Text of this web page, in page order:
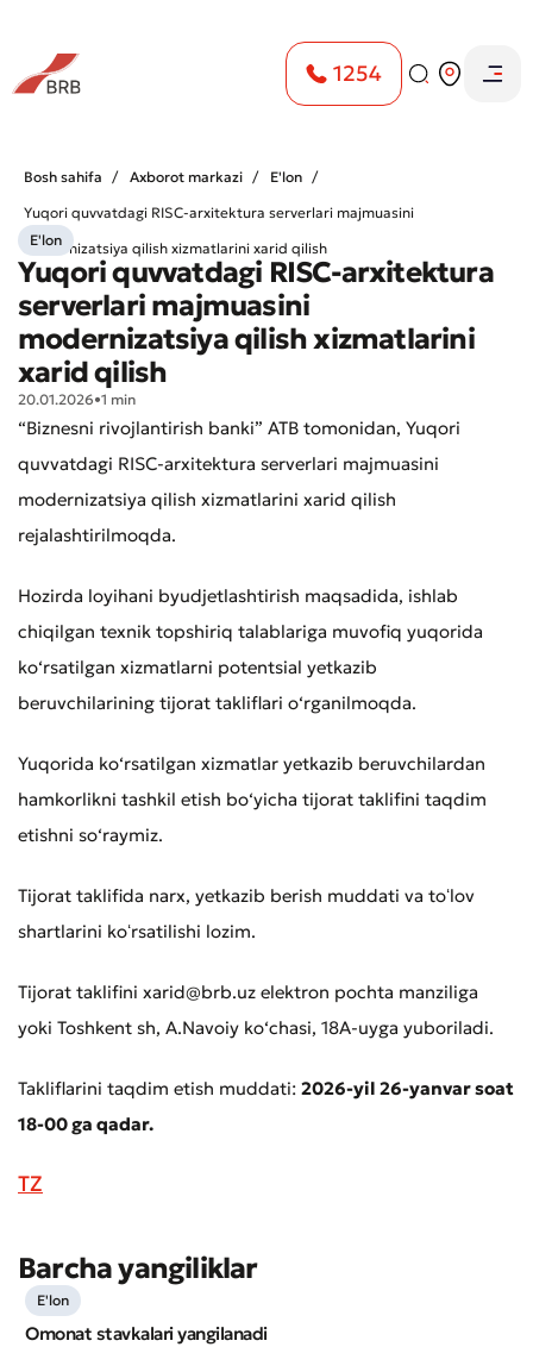
1254
Murojaat qoldirish
Bosh sahifa Axborot markazi
E'lon
Yuqori quvvatdagi RISC-arxitektura serverlari majmuasini
modernizatsiya qilish xizmatlarini xarid qilish
E'lon
Yuqori quvvatdagi RISC-arxitektura
serverlari majmuasini
modernizatsiya qilish xizmatlarini
xarid qilish
20.01.2026•1 min
“Biznesni rivojlantirish banki” ATB tomonidan, Yuqori
quvvatdagi RISC-arxitektura serverlari majmuasini
modernizatsiya qilish xizmatlarini xarid qilish
rejalashtirilmoqda.
Hozirda loyihani byudjetlashtirish maqsadida, ishlab
chiqilgan texnik topshiriq talablariga muvofiq yuqorida
ko‘rsatilgan xizmatlarni potentsial yetkazib
beruvchilarining tijorat takliflari o‘rganilmoqda.
Yuqorida ko‘rsatilgan xizmatlar yetkazib beruvchilardan
hamkorlikni tashkil etish bo‘yicha tijorat taklifini taqdim
etishni so‘raymiz.
Tijorat taklifida narx, yetkazib berish muddati va toʻlov
shartlarini koʻrsatilishi lozim.
Tijorat taklifini xarid@brb.uz elektron pochta manziliga
yoki Toshkent sh, A.Navoiy ko‘chasi, 18A-uyga yuboriladi.
Takliflarini taqdim etish muddati: 2026-yil 26-yanvar soat
18-00 ga qadar.
TZ
Barcha yangiliklar
E'lon
Omonat stavkalari yangilanadi